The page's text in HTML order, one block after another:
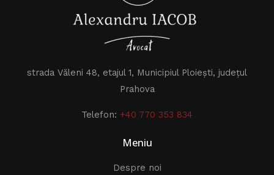
strada Văleni 48, etajul 1, Municipiul Ploiești, județul
Prahova
Telefon: +40 770 353 834
Meniu
Despre noi